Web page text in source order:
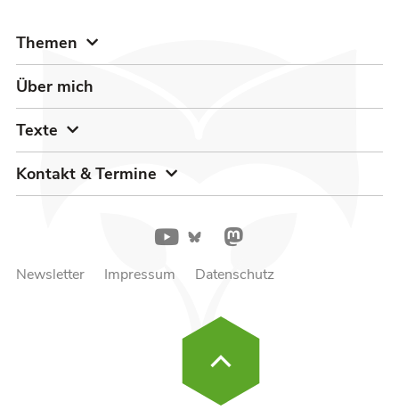
Themen
Über mich
Texte
Kontakt & Termine
Newsletter Impressum Datenschutz